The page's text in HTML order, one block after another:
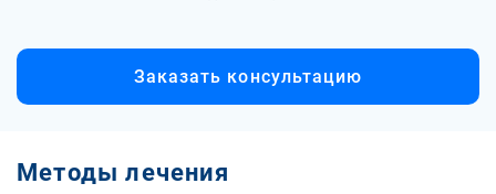
Заказать консультацию
Методы лечения